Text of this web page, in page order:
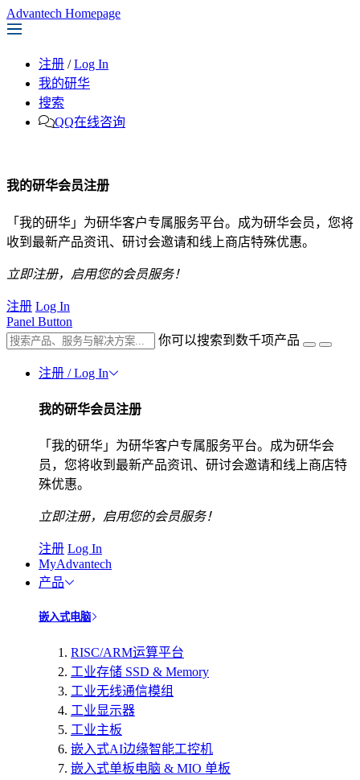
Advantech Homepage
注册 / Log In
我的研华
搜索
QQ在线咨询
我的研华会员注册
「我的研华」为研华客户专属服务平台。成为研华会员，您将
收到最新产品资讯、研讨会邀请和线上商店特殊优惠。
立即注册，启用您的会员服务！
注册 Log In
Panel Button
你可以搜索到数千项产品
注册 / Log In
我的研华会员注册
「我的研华」为研华客户专属服务平台。成为研华会
员，您将收到最新产品资讯、研讨会邀请和线上商店特
殊优惠。
立即注册，启用您的会员服务！
注册 Log In
MyAdvantech
产品
嵌入式电脑
RISC/ARM运算平台
工业存储 SSD & Memory
工业无线通信模组
工业显示器
工业主板
嵌入式AI边缘智能工控机
嵌入式单板电脑 & MIO 单板